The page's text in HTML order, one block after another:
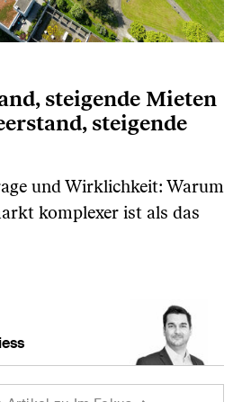
steigende Mieten
steigende
und Wirklichkeit: Warum
komplexer ist als das